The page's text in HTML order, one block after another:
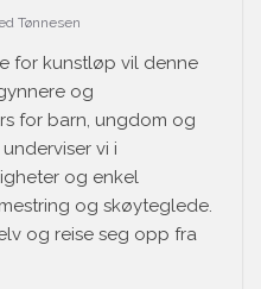
Tønnesen
for kunstløp vil denne
og
for barn, ungdom og
vi i
og enkel
og skøyteglede.
og reise seg opp fra